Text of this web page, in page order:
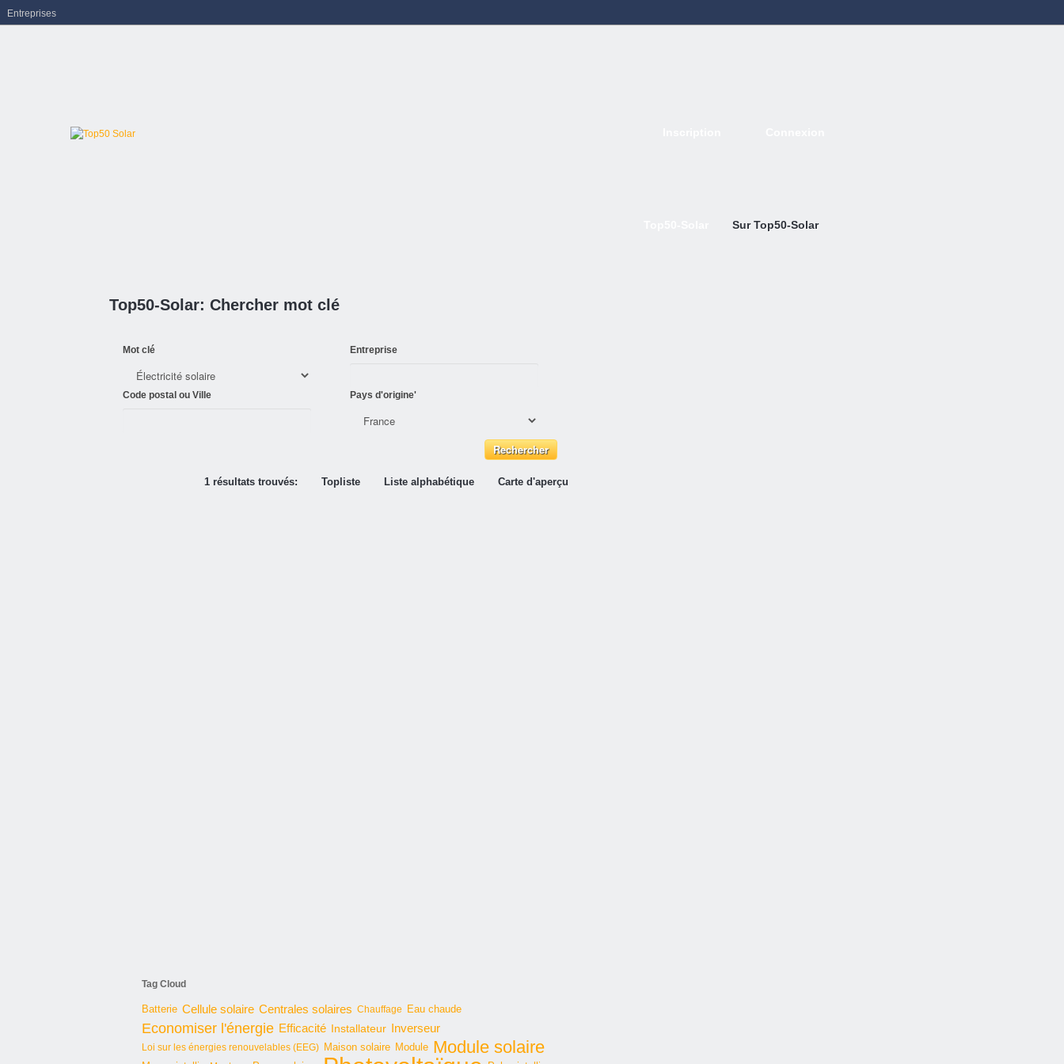
Sur Top50-Solar
Top50-Solar: Chercher mot clé
Mot clé Entreprise
Code postal ou Ville Pays d'origine'
1 résultats trouvés: Topliste Liste alphabétique Carte d'aperçu
Tag Cloud
Batterie Cellule solaire Centrales solaires Chauffage Eau chaude
Economiser l'énergie Efficacité Installateur Inverseur
Loi sur les énergies renouvelables (EEG) Maison solaire Module Module solaire
Entreprises